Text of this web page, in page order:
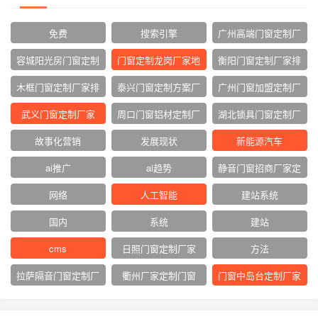
免费 搜索引擎
广州高端门窗定制厂
家
容城阳光房门窗定制
厂家
门窗定制龙岗厂家地
址
衡阳门窗定制厂家排
名
木框门窗定制厂家排
名
泰兴门窗定制方案厂
家
广州门窗加盟定制厂
家
武义门窗定制厂家
周口门窗铝材定制厂
家
湖北锁具门窗定制厂
家
故事化营销 发展现状
新能源汽车
ai推广
ai趋势
静音门窗招商厂家定
制
网络‌ 人工智能
建站系统
国内
系统
建站
cms
日照门窗定制厂家
方法
拉萨隔音门窗定制厂
衢州厂家定制门窗 门窗中岛台定制厂家